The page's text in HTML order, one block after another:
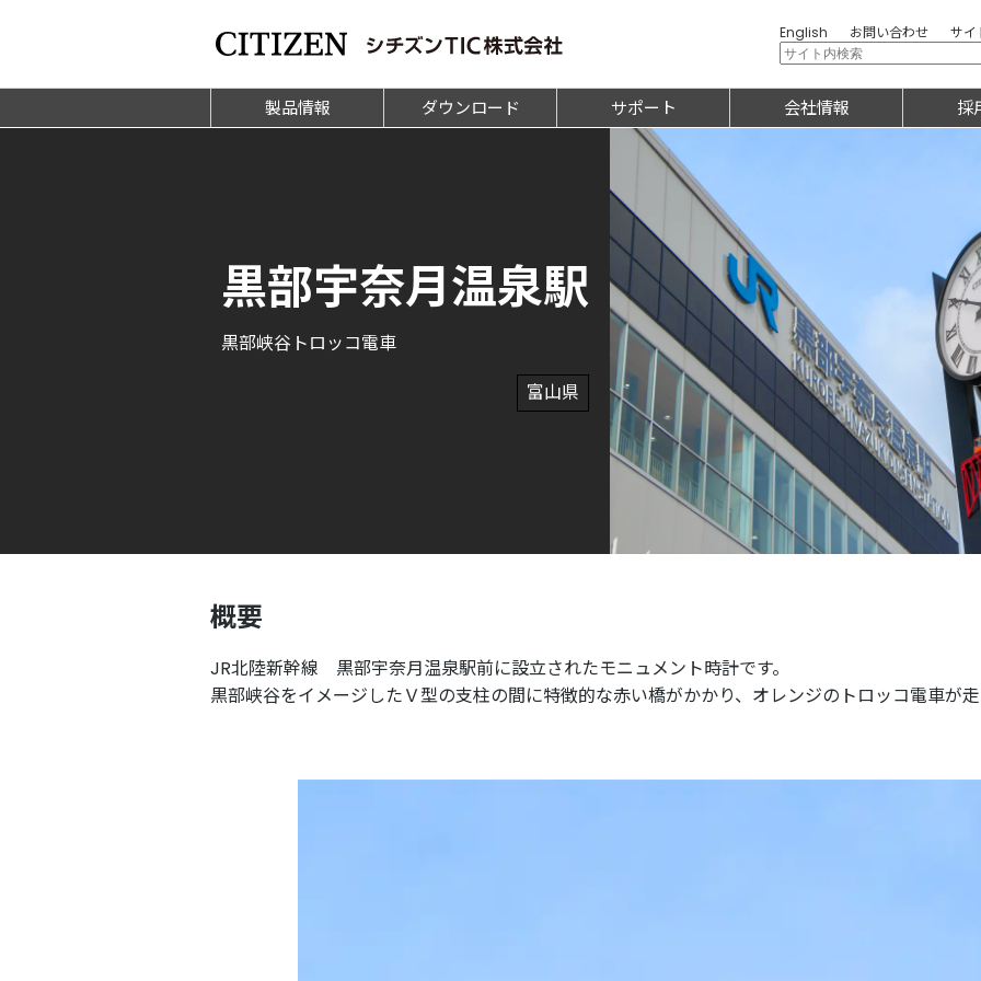
English お問い合わせ サイ
製品情報 ダウンロード サポート 会社情報 採
黒部宇奈月温泉駅
黒部峡谷トロッコ電車
富山県
概要
JR北陸新幹線 黒部宇奈月温泉駅前に設立されたモニュメント時計です。
黒部峡谷をイメージしたＶ型の支柱の間に特徴的な赤い橋がかかり、オレンジのトロッコ電車が